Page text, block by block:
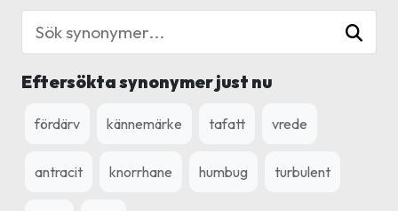
Eftersökta synonymer just nu
fördärv kännemärke tafatt vrede
antracit knorrhane humbug turbulent